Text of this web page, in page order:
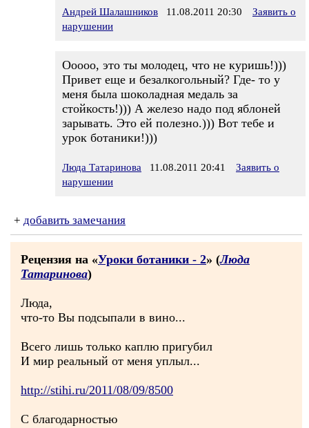
Андрей Шалашников 11.08.2011 20:30
Заявить о
нарушении
Ооооо, это ты молодец, что не куришь!)))
Привет еще и безалкогольный? Где- то у
меня была шоколадная медаль за
стойкость!))) А железо надо под яблоней
зарывать. Это ей полезно.))) Вот тебе и
урок ботаники!)))
Люда Татаринова 11.08.2011 20:41
Заявить о
нарушении
+ добавить замечания
Рецензия на «Уроки ботаники - 2» (Люда
Татаринова)
Люда,
что-то Вы подсыпали в вино...
Всего лишь только каплю пригубил
И мир реальный от меня уплыл...
http://stihi.ru/2011/08/09/8500
С благодарностью